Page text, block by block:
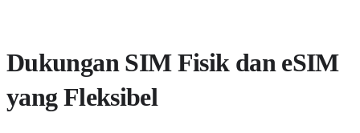
Dukungan SIM Fisik dan eSIM
yang Fleksibel